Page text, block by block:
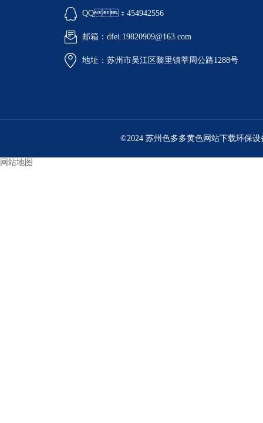
QQ：454942556
邮箱：dfei.19820909@163.com
地址：苏州市吴江区黎里镇莘周公路1288号
©2024 苏州色多多黄色网站下载环保设
网站地图